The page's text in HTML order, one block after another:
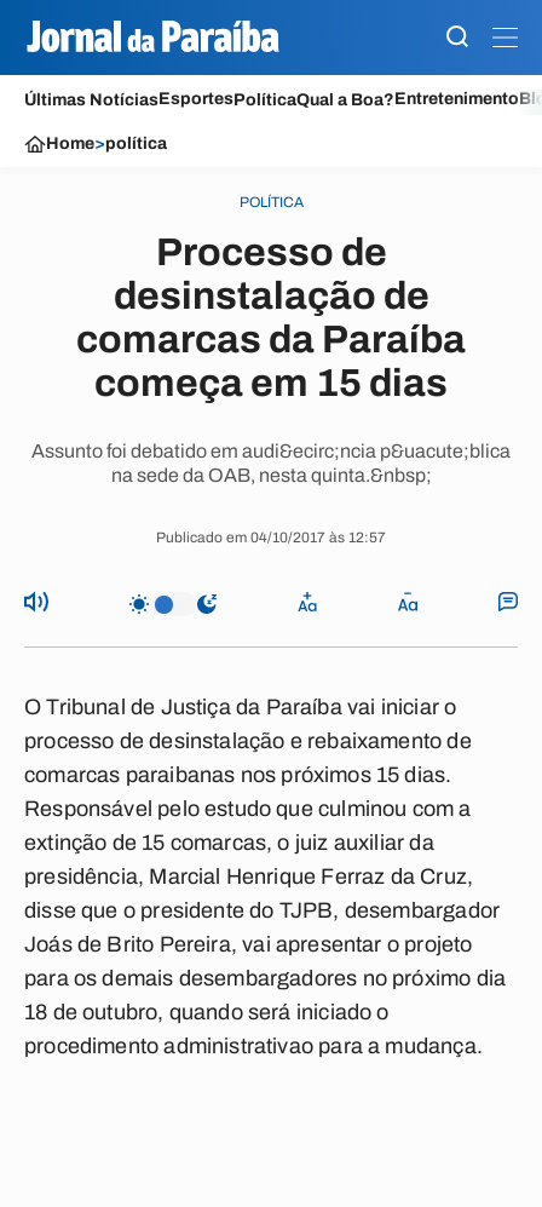
Últimas NotíciasEsportesPolíticaQual a Boa?Entretenimento
Home>política
POLÍTICA
Processo de
desinstalação de
comarcas da Paraíba
começa em 15 dias
Assunto foi debatido em audi&ecirc;ncia p&uacute;blica
na sede da OAB, nesta quinta.&nbsp;
Publicado em 04/10/2017 às 12:57
OTribunal de Justiça da Paraíbavai iniciar o
processo dedesinstalação e rebaixamento de
comarcas paraibanas nos próximos 15 dias.
Responsável pelo estudo que culminou com a
extinção de 15 comarcas, o juiz auxiliar da
presidência, Marcial Henrique Ferraz da Cruz,
disse que o presidente do TJPB, desembargador
Joás de Brito Pereira, vai apresentar o projeto
para os demais desembargadores no próximo dia
18 de outubro, quando será iniciado o
procedimento administrativao para a mudança.